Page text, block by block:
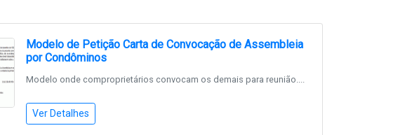
Modelo de Petição Carta de Convocação de Assembleia
por Condôminos
Modelo onde comproprietários convocam os demais para reunião....
Ver Detalhes